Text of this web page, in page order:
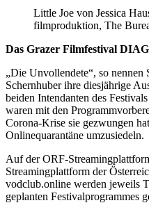
Little Joe von Jessica
filmproduktion, The
Das Grazer Filmfestival
„Die Unvollendete“, so nennen
Schernhuber ihre diesjährige
beiden Intendanten des
waren mit den
Corona-Krise sie gezwungen
Onlinequarantäne umzusiedeln.
Auf der ORF-
Streamingplattform der
vodclub.online werden jeweils
geplanten Festivalprogrammes